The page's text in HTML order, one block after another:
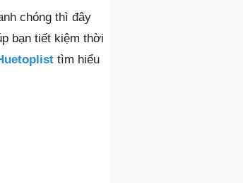
chóng thì đây
bạn tiết kiệm thời
tìm hiểu